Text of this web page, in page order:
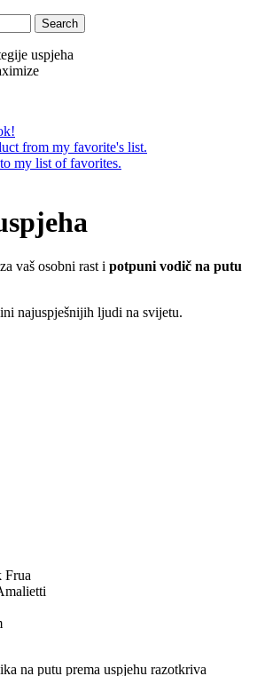
uspjeha
from my favorite's list.
my list of favorites.
vaš osobni rast i potpuni vodič na putu
najuspješnijih ljudi na svijetu.
Frua
na putu prema uspjehu razotkriva